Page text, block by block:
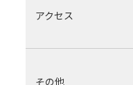
アクセス
その他